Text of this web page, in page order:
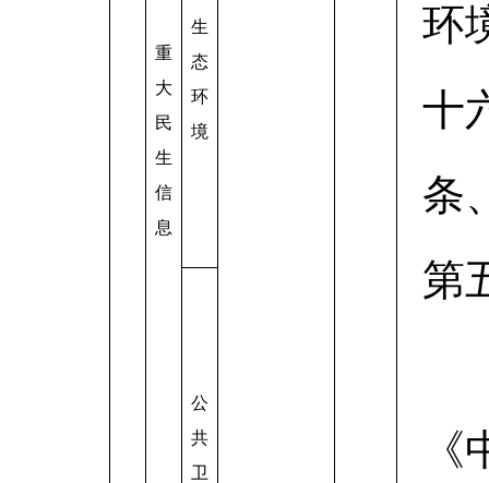
重
大
民
生
信
息
生
态
环
境
环
十
条
第
公
共
卫